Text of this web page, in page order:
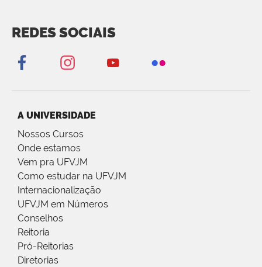
REDES SOCIAIS
A UNIVERSIDADE
Nossos Cursos
Onde estamos
Vem pra UFVJM
Como estudar na UFVJM
Internacionalização
UFVJM em Números
Conselhos
Reitoria
Pró-Reitorias
Diretorias